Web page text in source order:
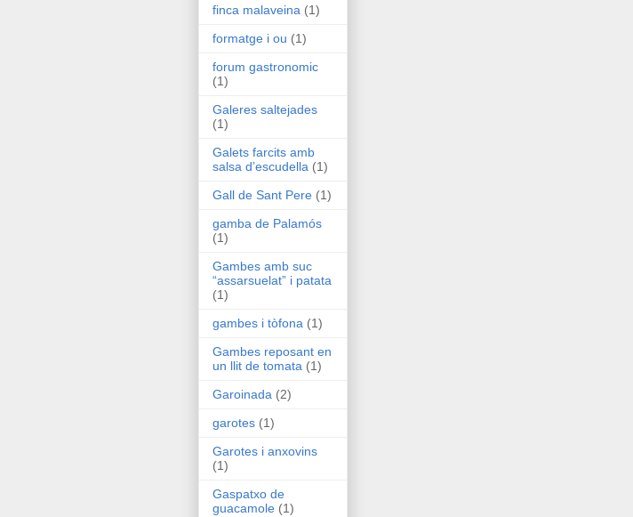
finca malaveina (1)
formatge i ou (1)
forum gastronomic
(1)
Galeres saltejades
(1)
Galets farcits amb
salsa d’escudella (1)
Gall de Sant Pere (1)
gamba de Palamós
(1)
Gambes amb suc
“assarsuelat” i patata
(1)
gambes i tòfona (1)
Gambes reposant en
un llit de tomata (1)
Garoinada (2)
garotes (1)
Garotes i anxovins
(1)
Gaspatxo de
guacamole (1)